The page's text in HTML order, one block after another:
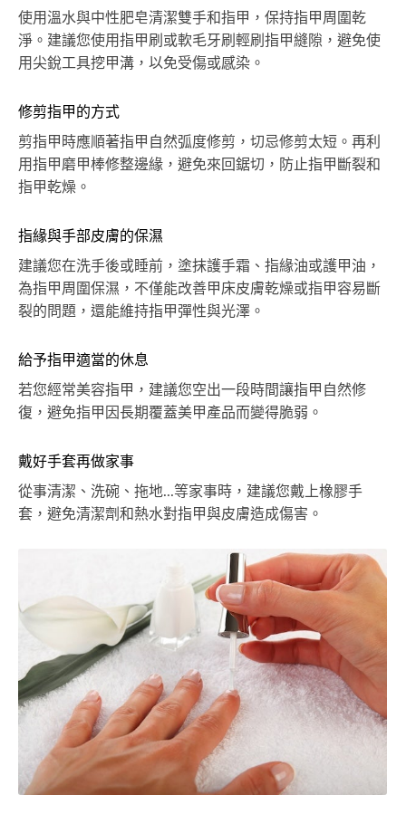
使用溫水與中性肥皂清潔雙手和指甲，保持指甲周圍乾
淨。建議您使用指甲刷或軟毛牙刷輕刷指甲縫隙，避免使
用尖銳工具挖甲溝，以免受傷或感染。
修剪指甲的方式
剪指甲時應順著指甲自然弧度修剪，切忌修剪太短。再利
用指甲磨甲棒修整邊緣，避免來回鋸切，防止指甲斷裂和
指甲乾燥。
指緣與手部皮膚的保濕
建議您在洗手後或睡前，塗抹護手霜、指緣油或護甲油，
為指甲周圍保濕，不僅能改善甲床皮膚乾燥或指甲容易斷
裂的問題，還能維持指甲彈性與光澤。
給予指甲適當的休息
若您經常美容指甲，建議您空出一段時間讓指甲自然修
復，避免指甲因長期覆蓋美甲產品而變得脆弱。
戴好手套再做家事
從事清潔、洗碗、拖地...等家事時，建議您戴上橡膠手
套，避免清潔劑和熱水對指甲與皮膚造成傷害。